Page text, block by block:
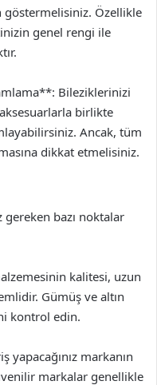
göstermelisiniz. Özellikle
genel rengi ile
Bileziklerinizi
birlikte
Ancak, tüm
dikkat etmelisiniz.
gereken bazı noktalar
kalitesi, uzun
Gümüş ve altın
kontrol edin.
markanın
markalar genellikle